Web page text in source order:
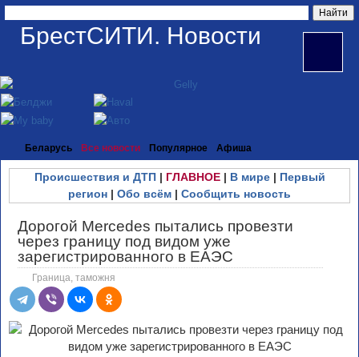
БрестСИТИ. Новости
Беларусь Все новости Популярное Афиша
Происшествия и ДТП| ГЛАВНОЕ| В мире| Первый
регион | Обо всём | Сообщить новость
Дорогой Mercedes пытались провезти
через границу под видом уже
зарегистрированного в ЕАЭС
Граница, таможня